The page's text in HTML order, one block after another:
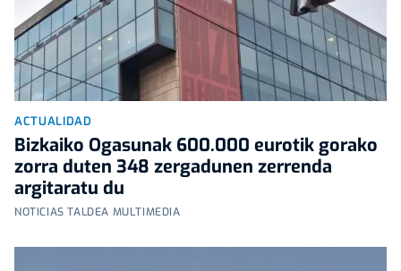
ACTUALIDAD
Bizkaiko Ogasunak 600.000 eurotik gorako
zorra duten 348 zergadunen zerrenda
argitaratu du
NOTICIAS TALDEA MULTIMEDIA